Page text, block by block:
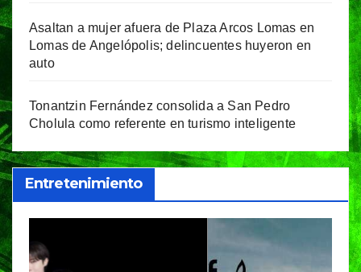
Asaltan a mujer afuera de Plaza Arcos Lomas en
Lomas de Angelópolis; delincuentes huyeron en
auto
Tonantzin Fernández consolida a San Pedro
Cholula como referente en turismo inteligente
Entretenimiento